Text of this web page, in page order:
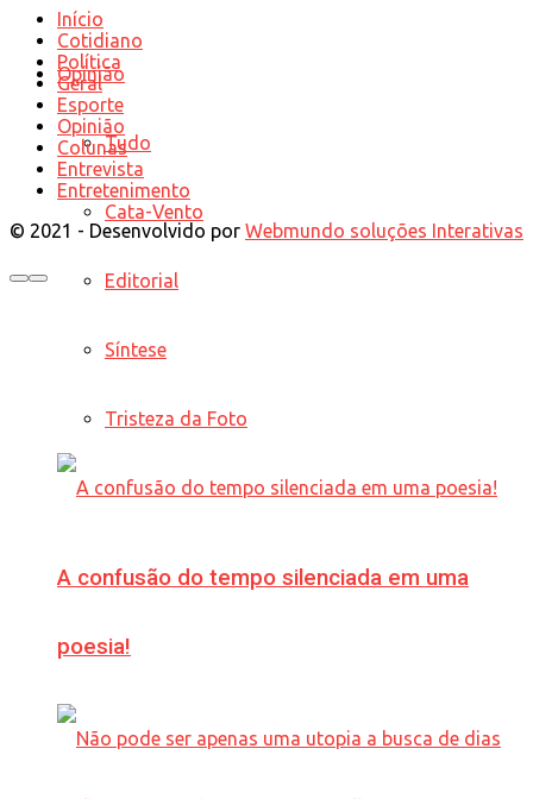
Opinião
Tudo
Cata-Vento
Editorial
Síntese
Tristeza da Foto
A confusão do tempo silenciada em uma
poesia!
Início
Cotidiano
Política
Geral
Esporte
Opinião
Colunas
Entrevista
Entretenimento
© 2021 - Desenvolvido por Webmundo soluções Interativas